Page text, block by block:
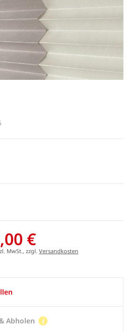
€
MwSt., zzgl. Versandkosten
Abholen